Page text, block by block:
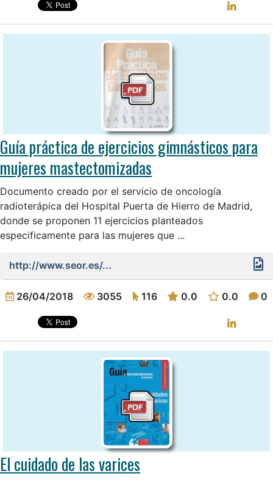
Guía práctica de ejercicios gimnásticos para
mujeres mastectomizadas
Documento creado por el servicio de oncología
radioterápica del Hospital Puerta de Hierro de Madrid,
donde se proponen 11 ejercicios planteados
especificamente para las mujeres que ...
http://www.seor.es/...
26/04/2018 3055 116 0.0 0.0 0
El cuidado de las varices